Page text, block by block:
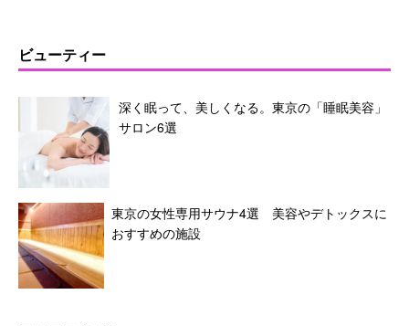
ビューティー
深く眠って、美しくなる。東京の「睡眠美容」
サロン6選
東京の女性専用サウナ4選 美容やデトックスに
おすすめの施設